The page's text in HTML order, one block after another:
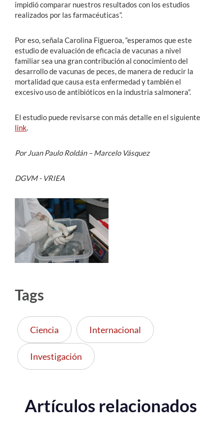
impidió comparar nuestros resultados con los estudios
realizados por las farmacéuticas”.
Por eso, señala Carolina Figueroa, “esperamos que este
estudio de evaluación de eficacia de vacunas a nivel
familiar sea una gran contribución al conocimiento del
desarrollo de vacunas de peces, de manera de reducir la
mortalidad que causa esta enfermedad y también el
excesivo uso de antibióticos en la industria salmonera”.
El estudio puede revisarse con más detalle en el siguiente
link.
Por Juan Paulo Roldán – Marcelo Vásquez
DGVM - VRIEA
Tags
Ciencia Internacional
Investigación
Artículos relacionados